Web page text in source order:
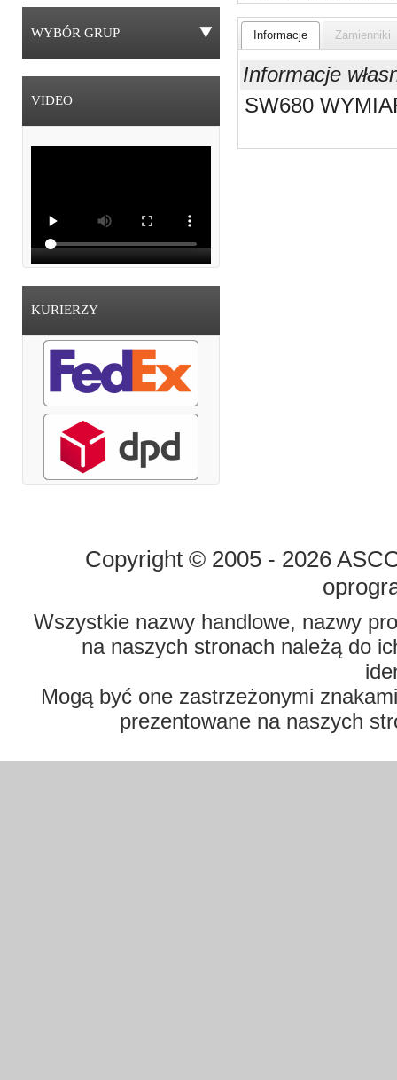
WYBÓR GRUP
VIDEO
KURIERZY
Informacje Zamienniki
Informacje
SW680
Copyright © 2005 - 2026
Wszystkie nazwy handlowe, nazwy
na naszych stronach należą do
Mogą być one zastrzeżonymi
prezentowane na naszych